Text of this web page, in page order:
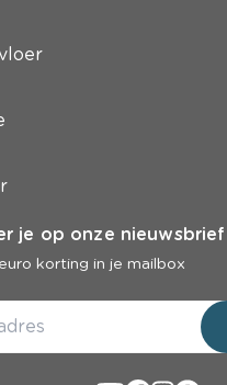
je op onze nieuwsbrief
korting in je mailbox